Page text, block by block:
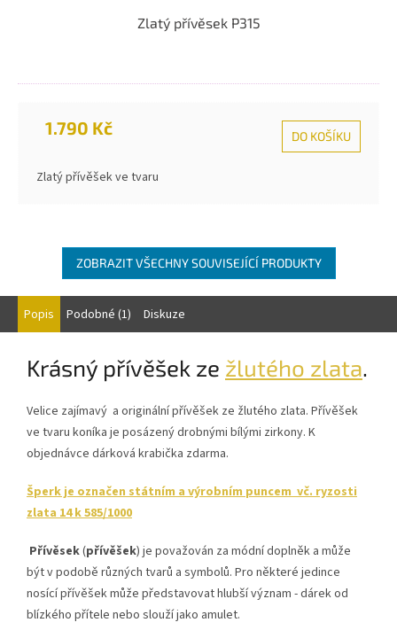
Zlatý přívěsek P315
1.790 Kč DO KOŠÍKU
Zlatý přívěšek ve tvaru
ZOBRAZIT VŠECHNY SOUVISEJÍCÍ PRODUKTY
Popis Podobné (1) Diskuze
Krásný přívěšek ze žlutého zlata.
Velice zajímavý a originální přívěšek ze žlutého zlata. Přívěšek
ve tvaru koníka je posázený drobnými bílými zirkony. K
objednávce dárková krabička zdarma.
Šperk je označen státním a výrobním puncem vč. ryzosti
zlata 14 k 585/1000
Přívěsek(přívěšek) je považován za módní doplněk a může
být v podobě různých tvarů a symbolů. Pro některé jedince
nosící přívěšek může představovat hlubší význam - dárek od
blízkého přítele nebo slouží jako amulet.